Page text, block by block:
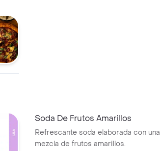
Soda De Frutos Amarillos
Refrescante soda elaborada con una
mezcla de frutos amarillos.